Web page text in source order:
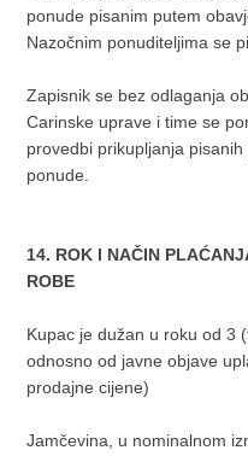
ponude pisanim putem
Nazočnim ponuditeljima se
Zapisnik se bez odlaganja
Carinske uprave i time se
provedbi prikupljanja
ponude.
14. ROK I NAČIN
ROBE
Kupac je dužan u roku od 3
odnosno od javne objave
prodajne cijene)
Jamčevina, u nominalnom